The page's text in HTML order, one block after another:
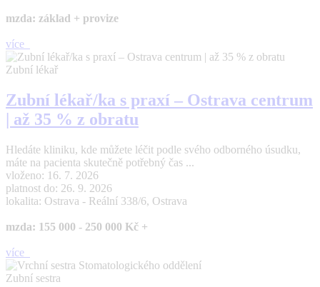
mzda: základ + provize
více
Zubní lékař
Zubní lékař/ka s praxí – Ostrava centrum
| až 35 % z obratu
Hledáte kliniku, kde můžete léčit podle svého odborného úsudku,
máte na pacienta skutečně potřebný čas ...
vloženo: 16. 7. 2026
platnost do: 26. 9. 2026
lokalita: Ostrava - Reální 338/6, Ostrava
mzda: 155 000 - 250 000 Kč +
více
Zubní sestra